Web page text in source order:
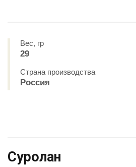
Вес, гр
29
Страна производства
Россия
Суролан